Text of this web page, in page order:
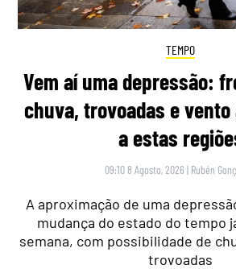
TEMPO
Vem aí uma depressão:
chuva, trovoadas e
a estas
09:10 8 Agosto, 2026 | Rubén
A aproximação de uma
mudança do estado do tempo
semana, com possibilidade de
trovoadas